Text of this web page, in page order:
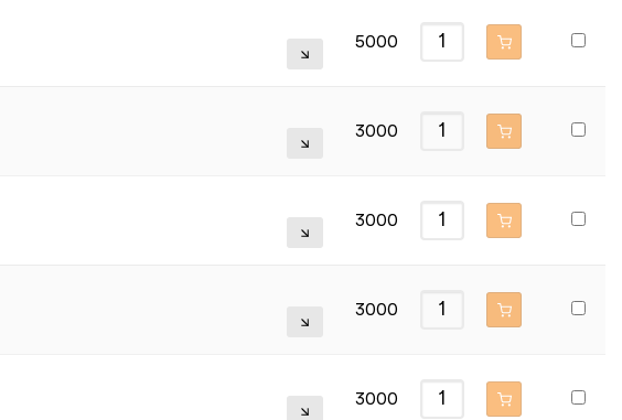
5000
3000
3000
3000
3000